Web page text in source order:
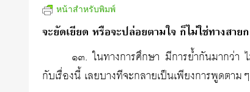
หน้าสำหรับพิมพ์
จะยัดเยียด หรือจะปล่อยตามใจ ก็ไม่ใช่ทางสาย
๑๓. ในทางการศึกษา มีการย้ำกันมากว่า
กับเรื่องนี้ เลยบางทีจะกลายเป็นเพียงการพูดตา